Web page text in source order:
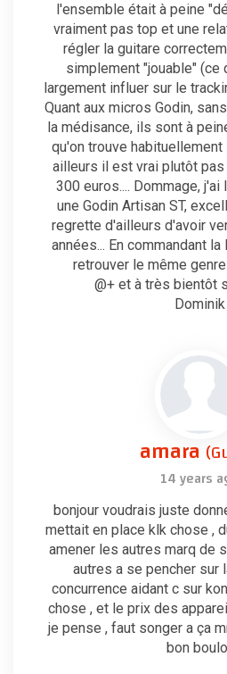
l'ensemble était à peine
vraiment pas top et une
régler la guitare
simplement "jouable" (ce
largement influer sur le
Quant aux micros Godin,
la médisance, ils sont à
qu'on trouve
ailleurs il est vrai plutôt pas
300 euros.... Dommage,
une Godin Artisan ST,
regrette d'ailleurs d'avoir
années... En commandant
retrouver le même
@+ et à très bientôt
Dominik
amara
14 years
bonjour voudrais juste
mettait en place klk chose ,
amener les autres marq de
autres a se pencher sur
concurrence aidant c sur
chose , et le prix des
je pense , faut songer a ça
bon